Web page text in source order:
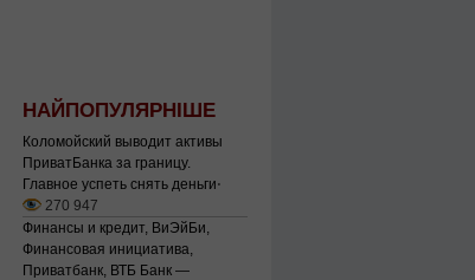
НАЙПОПУЛЯРНІШЕ
Коломойский выводит активы
ПриватБанка за границу.
Главное успеть снять деньги⋅
270 947
Финансы и кредит, ВиЭйБи,
Финансовая инициатива,
Приватбанк, ВТБ Банк —